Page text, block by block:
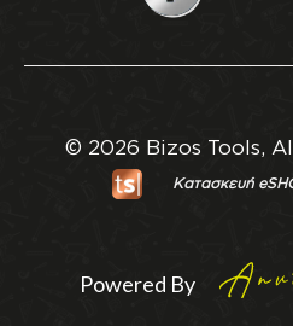
© 2026 Bizos Tools,
Κατασκευή
Powered By